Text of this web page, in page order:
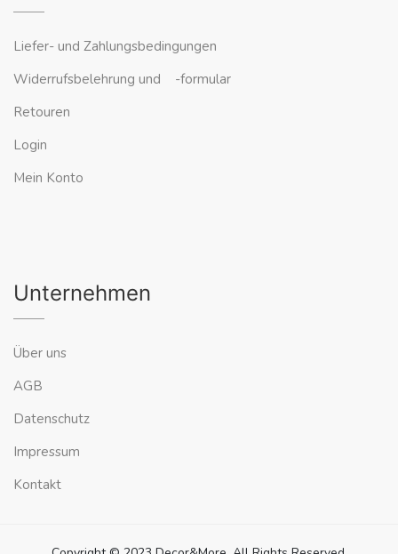
Liefer- und Zahlungsbedingungen
Widerrufsbelehrung und -formular
Retouren
Login
Mein Konto
Unternehmen
Über uns
AGB
Datenschutz
Impressum
Kontakt